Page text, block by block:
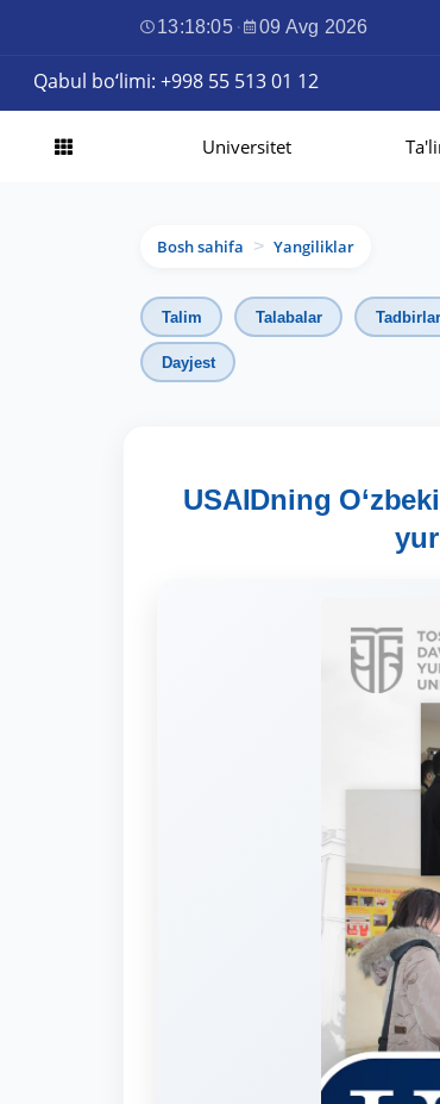
13:18:06 · 09 Avg 2026
Qabul bo‘limi: +998 55 513 01 12
Universitet
Bosh sahifa > Yangiliklar
Talim Talabalar Tadbirlar
Dayjest
USAIDning